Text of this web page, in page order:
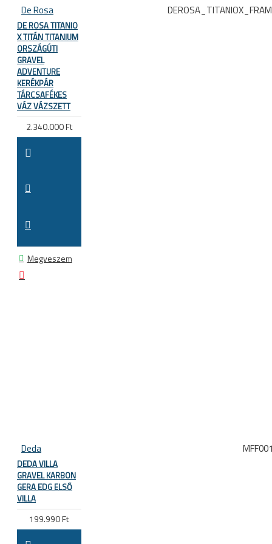
De Rosa
DE ROSA TITANIO
X TITÁN TITANIUM
ORSZÁGÚTI
GRAVEL
ADVENTURE
KERÉKPÁR
TÁRCSAFÉKES
VÁZ VÁZSZETT
2.340.000 Ft
Megveszem
Deda
DEDA VILLA
GRAVEL KARBON
GERA EDG ELSŐ
VILLA
199.990 Ft